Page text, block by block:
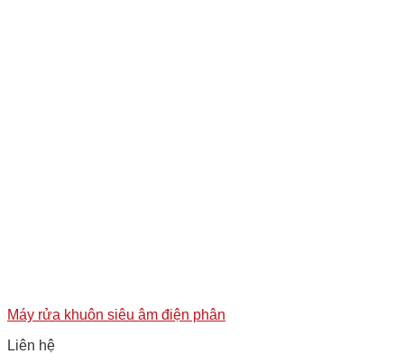
Máy rửa khuôn siêu âm điện phân
Liên hệ